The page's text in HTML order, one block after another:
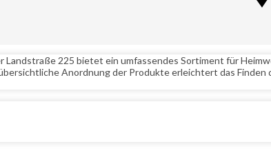
Landstraße 225 bietet ein umfassendes Sortiment für
Anordnung der Produkte erleichtert das